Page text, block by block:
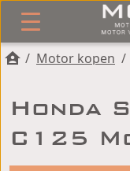
/ Motor kopen /
Honda
C125